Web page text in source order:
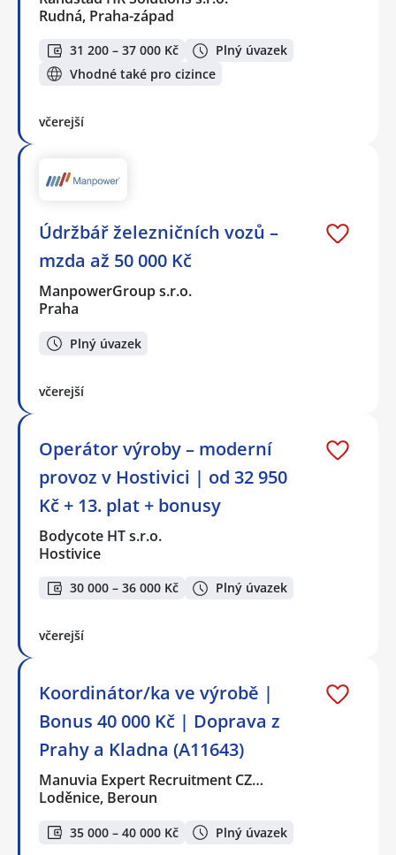
Rudná, Praha-západ
31 200 – 37 000 Kč
Plný úvazek
Vhodné také pro cizince
včerejší
Údržbář železničních vozů –
mzda až 50 000 Kč
ManpowerGroup s.r.o.
Praha
Plný úvazek
včerejší
Operátor výroby – moderní
provoz v Hostivici | od 32 950
Kč + 13. plat + bonusy
Bodycote HT s.r.o.
Hostivice
30 000 – 36 000 Kč Plný úvazek
včerejší
Koordinátor/ka ve výrobě |
Bonus 40 000 Kč | Doprava z
Prahy a Kladna (A11643)
Manuvia Expert Recruitment CZ…
Loděnice, Beroun
35 000 – 40 000 Kč Plný úvazek